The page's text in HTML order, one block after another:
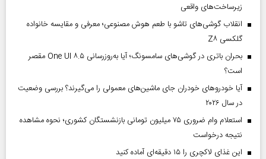
زیرساخت‌های واقعی
انقلاب گوشی‌های تاشو‌ با طعم هوش مصنوعی؛ معرفی و مقایسه خانواده
گلکسی Z۸
بحران باتری در گوشی‌های سامسونگ؛ آیا به‌روزرسانی One UI ۸.۵ مقصر
است؟
آیا خودروهای خودران جای ماشین‌های معمولی را می‌گیرند؟ بررسی وضعیت
در سال ۲۰۲۶
استعلام وام ضروری ۷۵ میلیون تومانی بازنشستگان کشوری؛ نحوه مشاهده
نتیجه درخواست
این غذای لاکچری را ۱۵ دقیقه‌ای آماده کنید